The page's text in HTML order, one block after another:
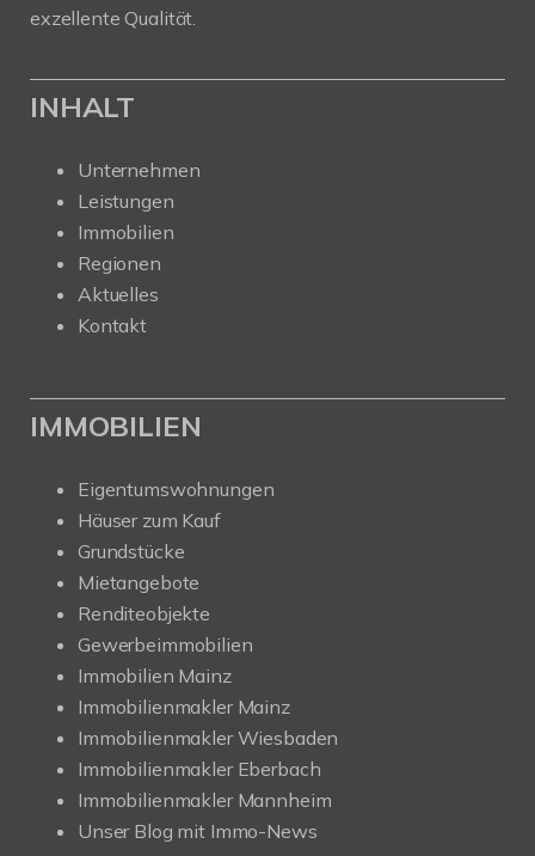
exzellente Qualität.
INHALT
Unternehmen
Leistungen
Immobilien
Regionen
Aktuelles
Kontakt
IMMOBILIEN
Eigentumswohnungen
Häuser zum Kauf
Grundstücke
Mietangebote
Renditeobjekte
Gewerbeimmobilien
Immobilien Mainz
Immobilienmakler Mainz
Immobilienmakler Wiesbaden
Immobilienmakler Eberbach
Immobilienmakler Mannheim
Unser Blog mit Immo-News